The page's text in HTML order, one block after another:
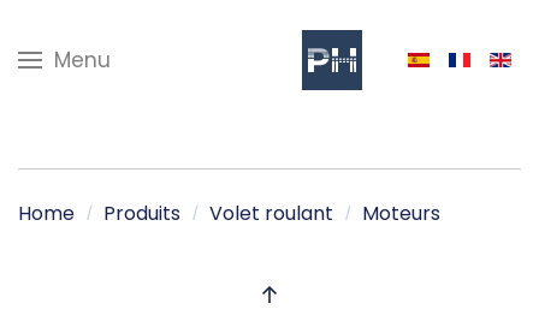
Menu
Home Produits Volet roulant Moteurs